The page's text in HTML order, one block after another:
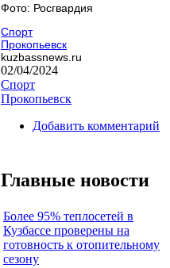
Фото: Росгвардия
Спорт
Прокопьевск
kuzbassnews.ru
02/04/2024
Спорт
Прокопьевск
Добавить комментарий
Главные новости
Более 95% теплосетей в
Кузбассе проверены на
готовность к отопительному
сезону